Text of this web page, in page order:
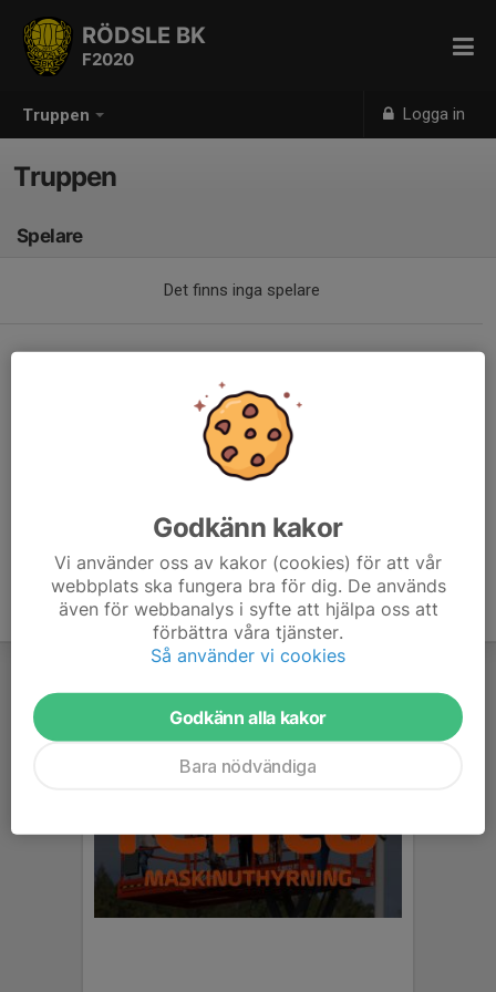
Truppen Logga in
RÖDSLE BK
F2020
Truppen
Spelare
Det finns inga spelare
Godkänn kakor
Vi använder oss av kakor (cookies) för att vår
webbplats ska fungera bra för dig. De används
även för webbanalys i syfte att hjälpa oss att
förbättra våra tjänster.
Så använder vi cookies
Godkänn alla kakor
Bara nödvändiga